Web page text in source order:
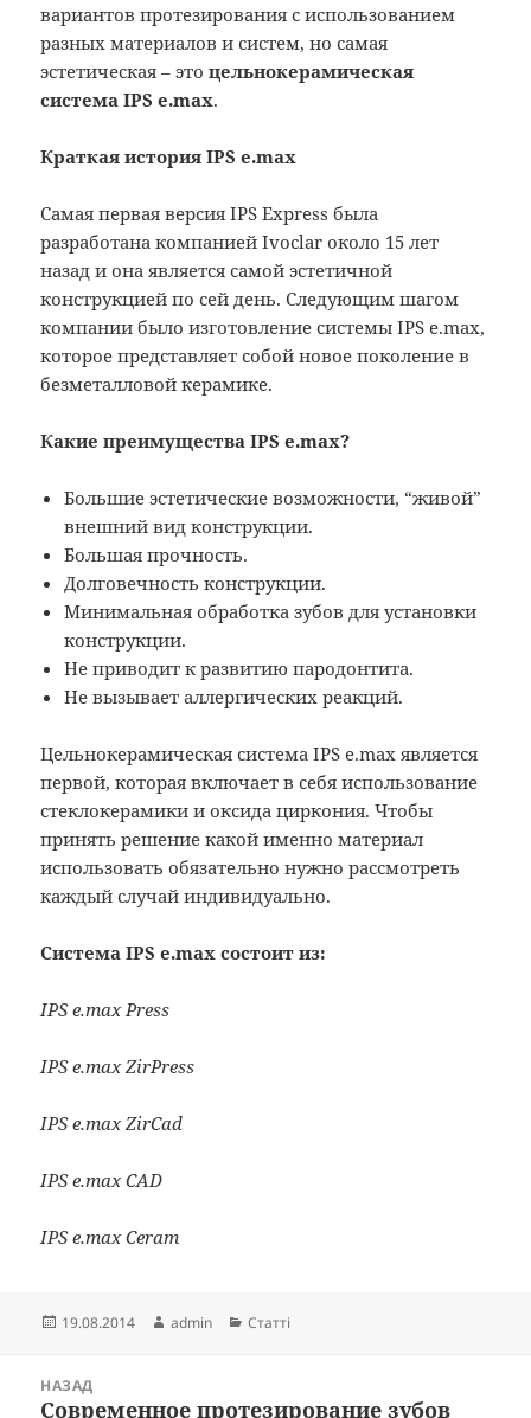
вариантов протезирования с использованием
разных материалов и систем, но самая
эстетическая – этоцельнокерамическая
система IPS e.max.
Краткая история IPS e.max
Самая первая версия IPS Express была
разработана компанией Ivoclar около 15 лет
назад и она является самой эстетичной
конструкцией по сей день. Следующим шагом
компании было изготовление системы IPS e.max,
которое представляет собой новое поколение в
безметалловой керамике.
Какие преимущества IPS e.max?
Большие эстетические возможности, “живой”
внешний вид конструкции.
Большая прочность.
Долговечность конструкции.
Минимальная обработка зубов для установки
конструкции.
Не приводит к развитию пародонтита.
Не вызывает аллергических реакций.
Цельнокерамическая система IPS e.max является
первой, которая включает в себя использование
стеклокерамики и оксида циркония. Чтобы
принять решение какой именно материал
использовать обязательно нужно рассмотреть
каждый случай индивидуально.
Система IPS e.max состоит из:
IPS e.max Press
IPS e.max ZirPress
IPS e.max ZirCad
IPS e.max CAD
IPS e.max Ceram
Опубліковано
19.08.2014 Автор
admin Категорії
Статті
записівНАЗАД
Попередній
Современное протезирование зубов